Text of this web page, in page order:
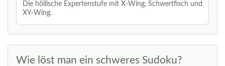
Die höllische Expertenstufe mit X-Wing, Schwertfisch und
XY-Wing.
Wie löst man ein schweres Sudoku?